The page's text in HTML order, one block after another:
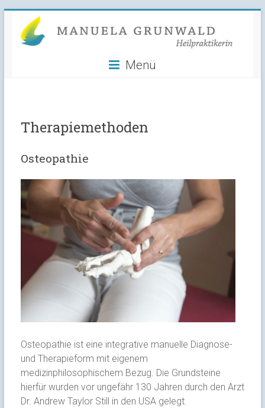
content
Manuela
Grunwald
Menü
Therapiemethoden
Osteopathie
Osteopathie ist eine integrative manuelle Diagnose-
und Therapieform mit eigenem
medizinphilosophischem Bezug. Die Grundsteine
hierfür wurden vor ungefähr 130 Jahren durch den Arzt
Dr. Andrew Taylor Still in den USA gelegt.